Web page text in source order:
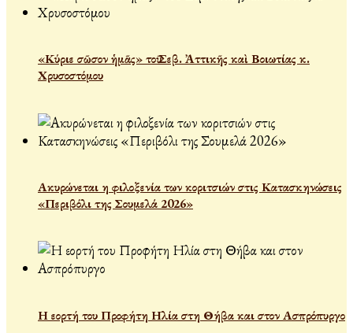
«Κύριε σῶσον ἡμᾶς» τοῦ Σεβ. Ἀττικῆς καὶ Βοιωτίας κ.
Χρυσοστόμου
Ακυρώνεται η φιλοξενία των κοριτσιών στις Κατασκηνώσεις
«Περιβόλι της Σουμελά 2026»
Η εορτή του Προφήτη Ηλία στη Θήβα και στον Ασπρόπυργο